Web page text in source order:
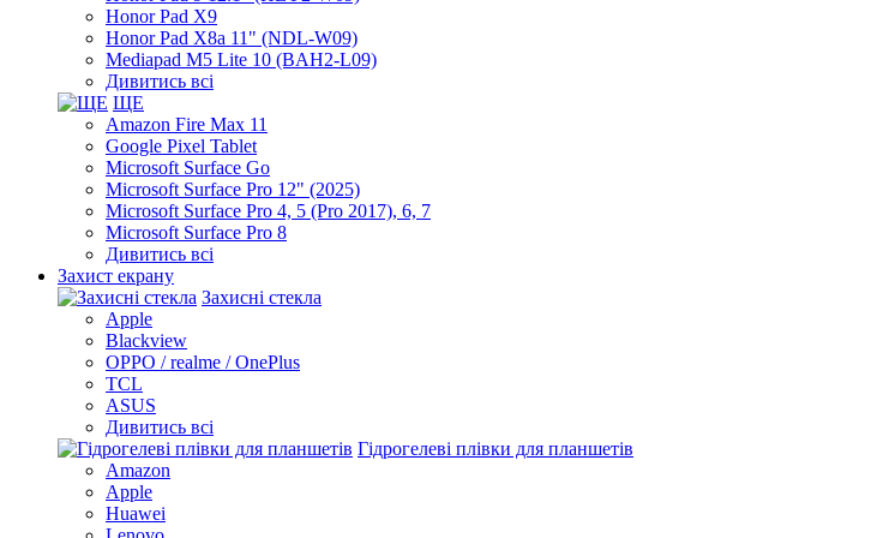
Honor Pad X9
Honor Pad X8a 11" (NDL-W09)
Mediapad M5 Lite 10 (BAH2-L09)
Дивитись всі
ЩЕ
Amazon Fire Max 11
Google Pixel Tablet
Microsoft Surface Go
Microsoft Surface Pro 12" (2025)
Microsoft Surface Pro 4, 5 (Pro 2017), 6, 7
Microsoft Surface Pro 8
Дивитись всі
Захист екрану
Захисні стекла
Apple
Blackview
OPPO / realme / OnePlus
TCL
ASUS
Дивитись всі
Гідрогелеві плівки для планшетів
Amazon
Apple
Huawei